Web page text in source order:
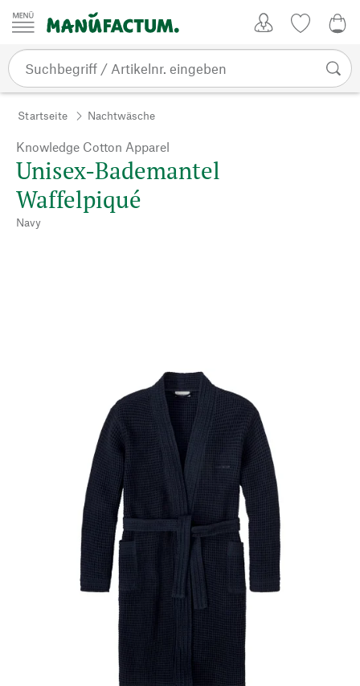
Zum Inhalt springen
Startseite Nachtwäsche
Knowledge Cotton Apparel
Unisex-Bademantel
Waffelpiqué
Navy